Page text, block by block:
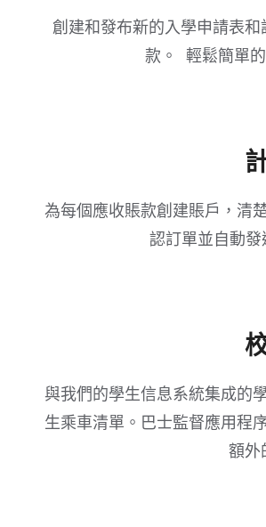
創建和發布新的入學申請表
款。
輕鬆簡單
為每個應收賬款創建賬戶，清
認訂單並自動發
與我們的學生信息系統集成的
生乘車清單。巴士監督應用程
額外